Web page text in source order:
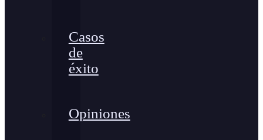
Casos
de
éxito
Opiniones